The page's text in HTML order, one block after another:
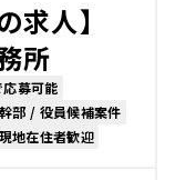
求人】
所
募可能
幹部 / 役員候補案件
現地在住者歓迎